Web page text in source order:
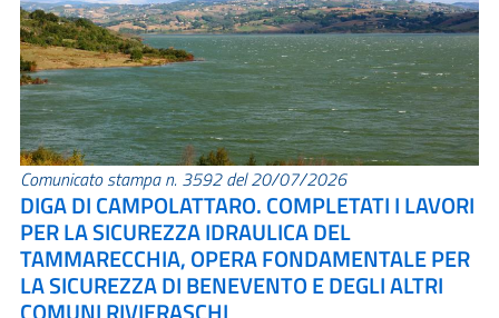
Comunicato stampa n. 3592 del 20/07/2026
DIGA DI CAMPOLATTARO. COMPLETATI I LAVORI
PER LA SICUREZZA IDRAULICA DEL
TAMMARECCHIA, OPERA FONDAMENTALE PER
LA SICUREZZA DI BENEVENTO E DEGLI ALTRI